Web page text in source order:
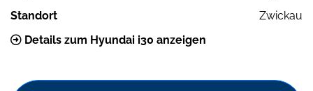
Standort
Zwickau
Details zum Hyundai i30 anzeigen